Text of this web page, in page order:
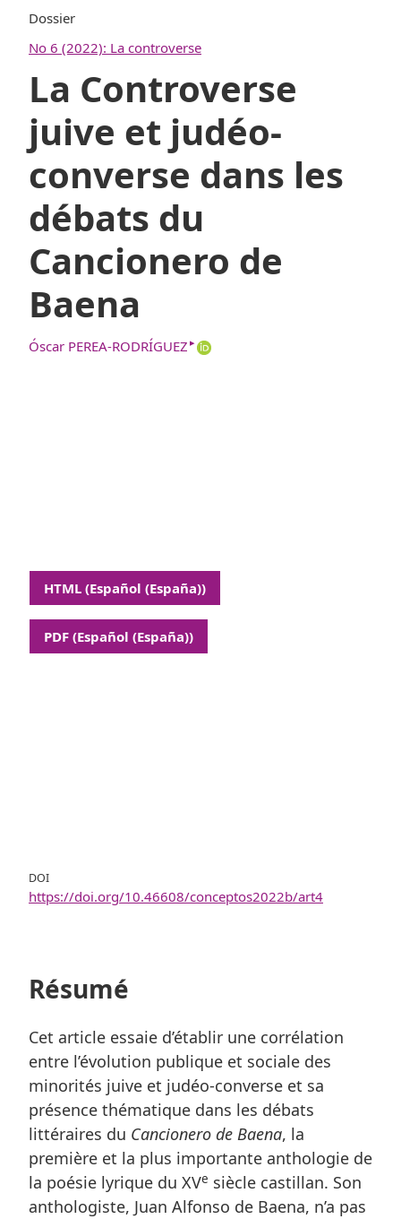
Dossier
No 6 (2022): La controverse
La Controverse
juive et judéo-
converse dans les
débats du
Cancionero de
Baena
Óscar PEREA-RODRÍGUEZ ▸
HTML (Español (España))
PDF (Español (España))
DOI
https://doi.org/10.46608/conceptos2022b/art4
Résumé
Cet article essaie d’établir une corrélation
entre l’évolution publique et sociale des
minorités juive et judéo-converse et sa
présence thématique dans les débats
littéraires du Cancionero de Baena, la
première et la plus importante anthologie de
la poésie lyrique du XVe siècle castillan. Son
anthologiste, Juan Alfonso de Baena, n’a pas